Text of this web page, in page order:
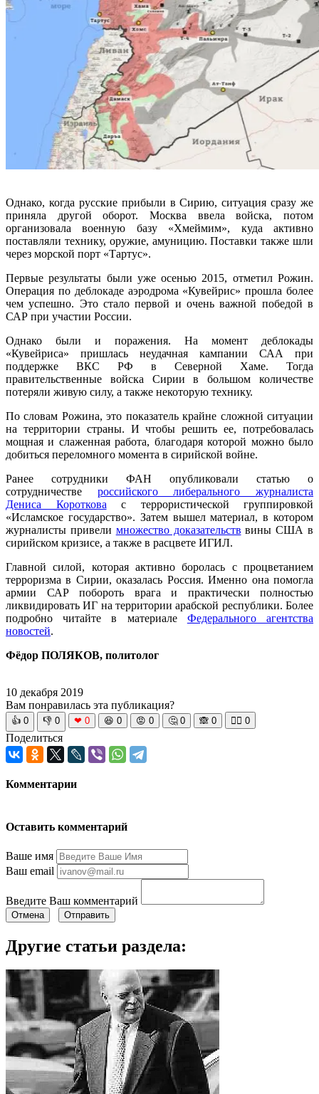
Однако, когда русские прибыли в Сирию, ситуация сразу же
приняла другой оборот. Москва ввела войска, потом
организовала военную базу «Хмеймим», куда активно
поставляли технику, оружие, амуницию. Поставки также шли
через морской порт «Тартус».
Первые результаты были уже осенью 2015, отметил Рожин.
Операция по деблокаде аэродрома «Кувейрис» прошла более
чем успешно. Это стало первой и очень важной победой в
САР при участии России.
Однако были и поражения. На момент деблокады
«Кувейриса» пришлась неудачная кампании САА при
поддержке ВКС РФ в Северной Хаме. Тогда
правительственные войска Сирии в большом количестве
потеряли живую силу, а также некоторую технику.
По словам Рожина, это показатель крайне сложной ситуации
на территории страны. И чтобы решить ее, потребовалась
мощная и слаженная работа, благодаря которой можно было
добиться переломного момента в сирийской войне.
Ранее сотрудники ФАН опубликовали статью о
сотрудничестве российского либерального журналиста
Дениса Короткова с террористической группировкой
«Исламское государство». Затем вышел материал, в котором
журналисты привели множество доказательств вины США в
сирийском кризисе, а также в расцвете ИГИЛ.
Главной силой, которая активно боролась с процветанием
терроризма в Сирии, оказалась Россия. Именно она помогла
армии САР побороть врага и практически полностью
ликвидировать ИГ на территории арабской республики. Более
подробно читайте в материале Федерального агентства
новостей.
Фёдор ПОЛЯКОВ, политолог
10 декабря 2019
Вам понравилась эта публикация?
👍 0 👎 0 ❤ 0 😆 0 😡 0 🤔 0 🙈 0 🧘‍♀️ 0
Поделиться
Комментарии
Оставить комментарий
Ваше имя
Ваш email
Введите Ваш комментарий
Отмена Отправить
Другие статьи раздела: